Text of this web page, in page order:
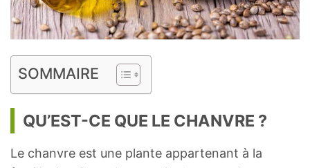
SOMMAIRE
QU’EST-CE QUE LE CHANVRE ?
Le chanvre est une plante appartenant à la